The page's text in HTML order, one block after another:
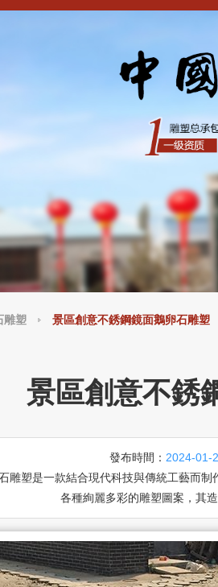
雕塑 景區創意不銹鋼鏡面鵝卵石雕塑
景區創意不銹
發布時間： 2024-01-
雕塑是一款結合現代科技與傳統工藝而
各種絢麗多彩的雕塑圖案，其